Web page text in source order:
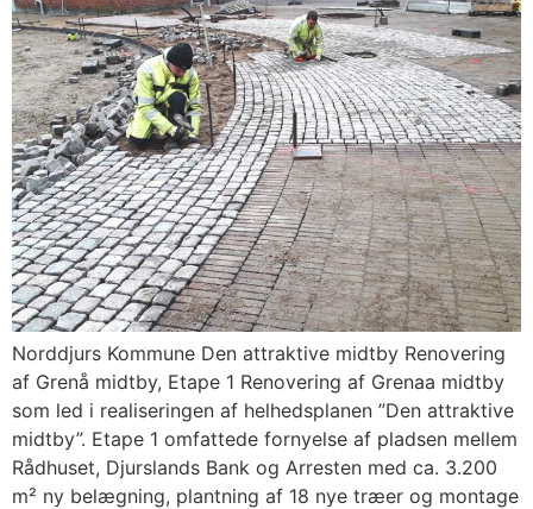
Norddjurs Kommune Den attraktive midtby Renovering
af Grenå midtby, Etape 1 Renovering af Grenaa midtby
som led i realiseringen af helhedsplanen ”Den attraktive
midtby”. Etape 1 omfattede fornyelse af pladsen mellem
Rådhuset, Djurslands Bank og Arresten med ca. 3.200
m² ny belægning, plantning af 18 nye træer og montage